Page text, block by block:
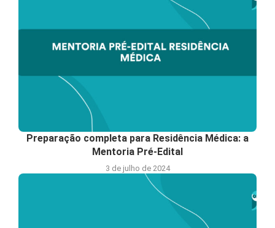
Preparação completa para Residência Médica: a
Mentoria Pré-Edital
3 de julho de 2024